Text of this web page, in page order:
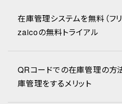
在庫管理システムを無料（フ
zaicoの無料トライアル
QRコードでの在庫管理の方
庫管理をするメリット